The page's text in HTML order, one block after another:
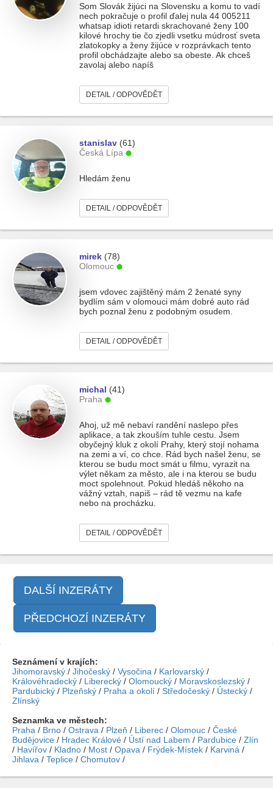
Som Slovák žijúci na Slovensku a komu to vadí
nech pokračuje o profil ďalej nula 44 005211
whatsap idioti retardi skrachované ženy 100
kilové hrochy tie čo zjedli vsetku múdrosť sveta
zlatokopky a ženy žijúce v rozprávkach tento
profil obchádzajte alebo sa obeste. Ak chceš
zavolaj alebo napíš
DETAIL / ODPOVĚDĚT
stanislav (61)
Česká Lípa
Hledám ženu
DETAIL / ODPOVĚDĚT
mirek (78)
Olomouc
jsem vdovec zajištěný mám 2 ženaté syny
bydlím sám v olomouci mám dobré auto rád
bych poznal ženu z podobným osudem.
DETAIL / ODPOVĚDĚT
michal (41)
Praha
Ahoj, už mě nebaví randění naslepo přes
aplikace, a tak zkouším tuhle cestu. Jsem
obyčejný kluk z okolí Prahy, který stojí nohama
na zemi a ví, co chce. Rád bych našel ženu, se
kterou se budu moct smát u filmu, vyrazit na
výlet někam za město, ale i na kterou se budu
moct spolehnout. Pokud hledáš někoho na
vážný vztah, napiš – rád tě vezmu na kafe
nebo na procházku.
DETAIL / ODPOVĚDĚT
DALŠÍ INZERÁTY
PŘEDCHOZÍ INZERÁTY
Seznámení v krajích:
Jihomoravský / Jihočeský / Vysočina / Karlovarský /
Královéhradecký / Liberecký / Olomoucký / Moravskoslezský /
Pardubický / Plzeňský / Praha a okolí / Středočeský / Ústecký /
Zlínský
Seznamka ve městech:
Praha / Brno / Ostrava / Plzeň / Liberec / Olomouc / České
Budějovice / Hradec Králové / Ústí nad Labem / Pardubice / Zlín
/ Havířov / Kladno / Most / Opava / Frýdek-Místek / Karviná /
Jihlava / Teplice / Chomutov /